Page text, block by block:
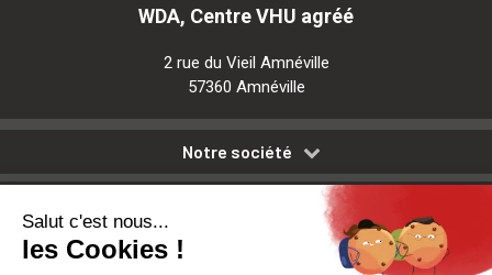
WDA, Centre VHU agréé
2 rue du Vieil Amnéville
57360 Amnéville
Notre société